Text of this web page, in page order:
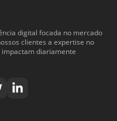
digital focada no mercado
clientes a expertise no
diariamente